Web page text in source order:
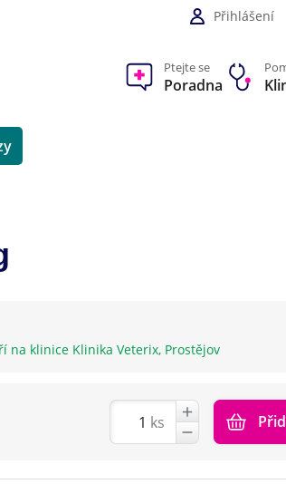
Přihlášení
Ptejte se
Poradna
na klinice Klinika Veterix, Prostějov
ks